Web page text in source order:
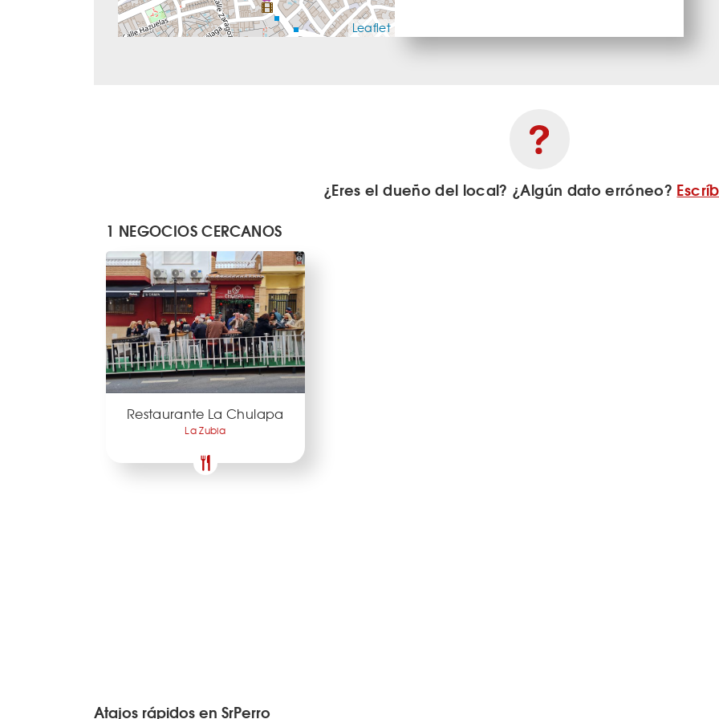
Leaflet
¿Eres el dueño del local? ¿Algún dato erróneo?
1 NEGOCIOS CERCANOS
Restaurante La Chulapa
La Zubia
Atajos rápidos en SrPerro